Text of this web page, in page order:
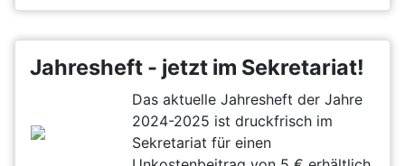
Jahresheft - jetzt im Sekretariat!
Das aktuelle Jahresheft der Jahre
2024-2025 ist druckfrisch im
Sekretariat für einen